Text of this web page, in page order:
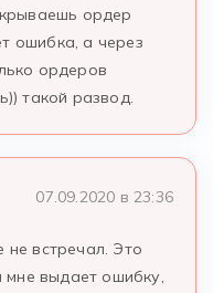
ордер
ошибка, а через
ордеров
такой развод.
07.09.2020 в 23:36
встречал. Это
мне выдает ошибку,